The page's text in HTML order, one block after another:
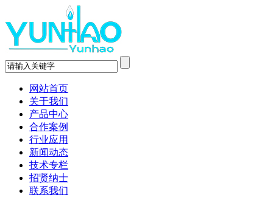
网站首页
关于我们
产品中心
合作案例
行业应用
新闻动态
技术专栏
招贤纳士
联系我们